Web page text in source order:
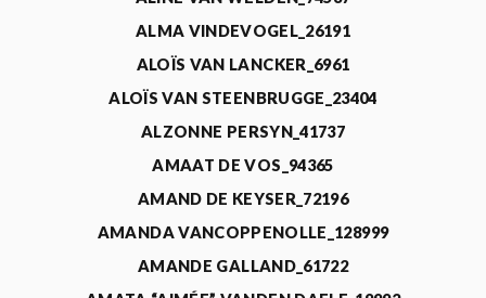
ALMA VINDEVOGEL_26191
ALOÏS VAN LANCKER_6961
ALOÏS VAN STEENBRUGGE_23404
ALZONNE PERSYN_41737
AMAAT DE VOS_94365
AMAND DE KEYSER_72196
AMANDA VANCOPPENOLLE_128999
AMANDE GALLAND_61722